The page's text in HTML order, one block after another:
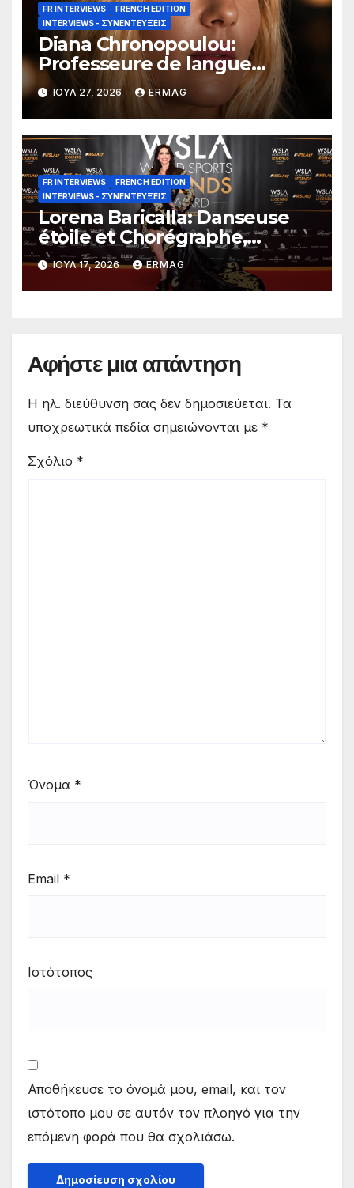
FR INTERVIEWS
FRENCH EDITION
INTERVIEWS - ΣΥΝΕΝΤΕΎΞΕΙΣ
Diana Chronopoulou:
Professeure de langue
française
ΙΟΎΛ 27, 2026 ERMAG
FR INTERVIEWS
FRENCH EDITION
INTERVIEWS - ΣΥΝΕΝΤΕΎΞΕΙΣ
Lorena Baricalla: Danseuse
étoile et Chorégraphe,
Chanteuse, Actrice, Maîtresse
de Cérémonie, Auteure et
Productrice.
ΙΟΎΛ 17, 2026 ERMAG
Αφήστε μια απάντηση
Η ηλ. διεύθυνση σας δεν δημοσιεύεται. Τα
υποχρεωτικά πεδία σημειώνονται με *
Σχόλιο *
Όνομα *
Email *
Ιστότοπος
Αποθήκευσε το όνομά μου, email, και τον
ιστότοπο μου σε αυτόν τον πλοηγό για την
επόμενη φορά που θα σχολιάσω.